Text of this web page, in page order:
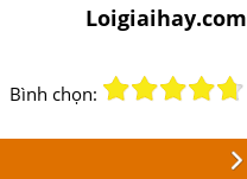
Loigiaihay.com
Bình chọn: